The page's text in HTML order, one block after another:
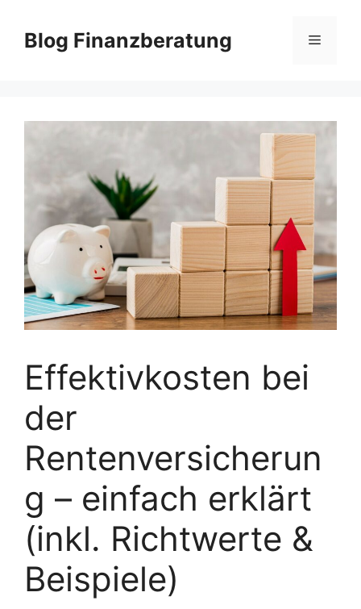
Inhalt
springen
Blog Finanzberatung Menü
Effektivkosten bei
der
Rentenversicherun
g – einfach erklärt
(inkl. Richtwerte &
Beispiele)